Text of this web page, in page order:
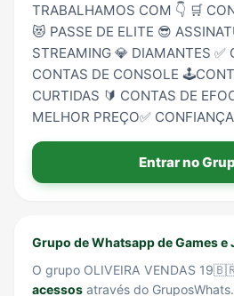
Vídeos
TRABALHAMOS COM 👇 🛒
😻 PASSE DE ELITE 😎
STREAMING 💎 DIAMANTES ✅
CONTAS DE CONSOLE
CURTIDAS 🔰 CONTAS DE
MELHOR PREÇO✅
Entrar no
Grupo de Whatsapp de Games e
O grupo OLIVEIRA VENDAS
acessos através do